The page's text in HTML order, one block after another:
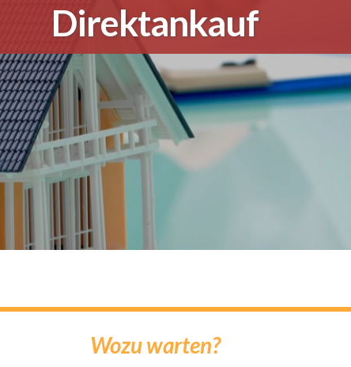
Direktankauf
Wozu warten?